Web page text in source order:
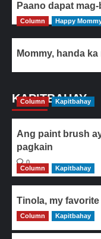
Paano dapat
Column Happy
Mommy, handa
KAPITBAHAY
Column Kapitbahay
Ang paint brush
pagkain
0
Column
Kapitbahay
Tinola, my
0
Column Kapitbahay